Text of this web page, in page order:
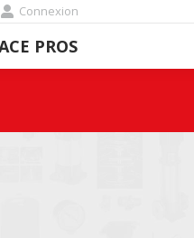
Connexion
PROS
PROS